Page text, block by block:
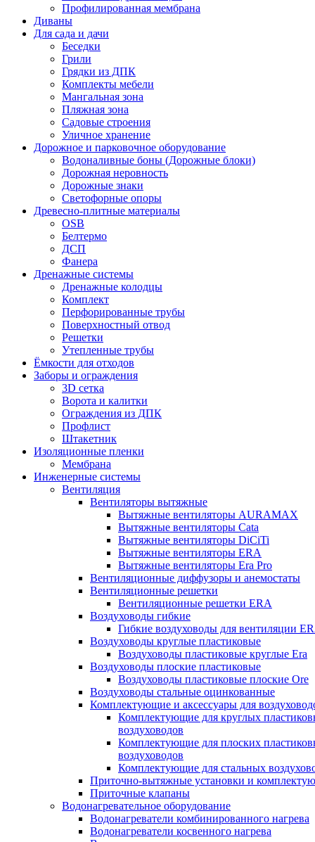
Профилированная мембрана
Диваны
Для сада и дачи
Беседки
Грили
Грядки из ДПК
Комплекты мебели
Мангальная зона
Пляжная зона
Садовые строения
Уличное хранение
Дорожное и парковочное оборудование
Водоналивные боны (Дорожные блоки)
Дорожная неровность
Дорожные знаки
Светофорные опоры
Древесно-плитные материалы
OSB
Белтермо
ДСП
Фанера
Дренажные системы
Дренажные колодцы
Комплект
Перфорированные трубы
Поверхностный отвод
Решетки
Утепленные трубы
Ёмкости для отходов
Заборы и ограждения
3D сетка
Ворота и калитки
Ограждения из ДПК
Профлист
Штакетник
Изоляционные пленки
Мембрана
Инженерные системы
Вентиляция
Вентиляторы вытяжные
Вытяжные вентиляторы AURAMAX
Вытяжные вентиляторы Cata
Вытяжные вентиляторы DiCiTi
Вытяжные вентиляторы ERA
Вытяжные вентиляторы Era Pro
Вентиляционные диффузоры и анемостаты
Вентиляционные решетки
Вентиляционные решетки ERA
Воздуховоды гибкие
Гибкие воздуховоды для вентиляции
Воздуховоды круглые пластиковые
Воздуховоды пластиковые круглые Era
Воздуховоды плоские пластиковые
Воздуховоды пластиковые плоские Ore
Воздуховоды стальные оцинкованные
Комплектующие и аксессуары для
Комплектующие для круглых
воздуховодов
Комплектующие для плоских
воздуховодов
Комплектующие для стальных
Приточно-вытяжные установки и
Приточные клапаны
Водонагревательное оборудование
Водонагреватели комбинированного нагрева
Водонагреватели косвенного нагрева